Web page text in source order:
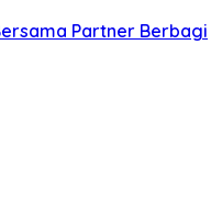
Partner Berbagi